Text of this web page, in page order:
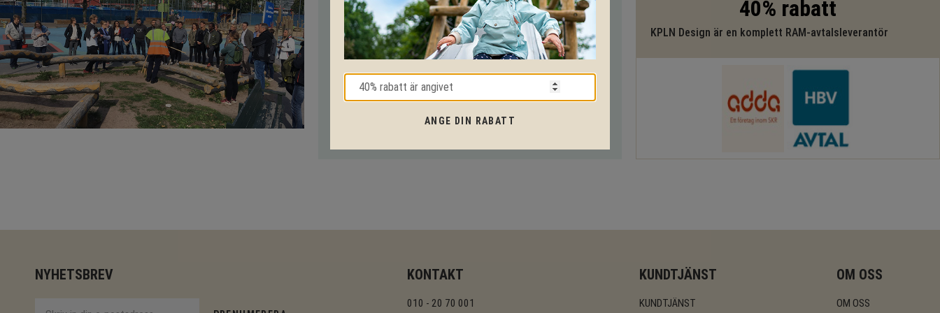
VI HJÄLPER DIG HELA VÄGEN!
Med vår mångåriga kunskap från produkter till säkerhet och
tekniska lösningar så hjälper vi dig igenom hela projektet.
Ring oss på tel:010-20 70 001
eller maila oss
på:support@kpln.se
40% rabatt
KPLN Design är en komplett RAM-avtalsleverantör
NYHETSBREV KONTAKT
010 - 20 70 001
KUNDTJÄNST
KUNDTJÄNST
OM OSS
OM OSS
ANGE DIN RABATT